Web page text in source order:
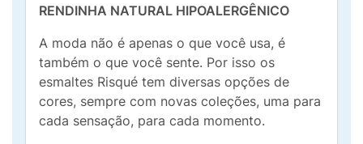
RENDINHA NATURAL HIPOALERGÊNICO
A moda não é apenas o que você usa, é
também o que você sente. Por isso os
esmaltes Risqué tem diversas opções de
cores, sempre com novas coleções, uma para
cada sensação, para cada momento.